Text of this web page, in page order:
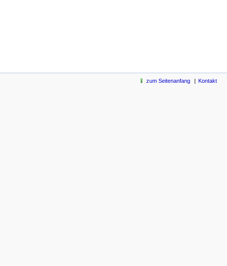
zum Seitenanfang Kontakt